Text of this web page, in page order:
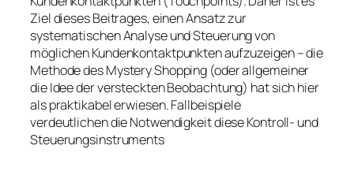
Ziel dieses Beitrages, einen Ansatz zur
systematischen Analyse und Steuerung von
möglichen Kundenkontaktpunkten aufzuzeigen – die
Methode des Mystery Shopping (oder allgemeiner
die Idee der versteckten Beobachtung) hat sich hier
als praktikabel erwiesen. Fallbeispiele
verdeutlichen die Notwendigkeit diese Kontroll- und
Steuerungsinstruments